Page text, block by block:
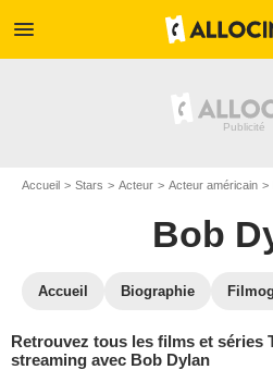
menu
Accueil Stars Acteur Acteur américain
Bob
Accueil Biographie
Retrouvez tous les films et séries
streaming avec Bob Dylan